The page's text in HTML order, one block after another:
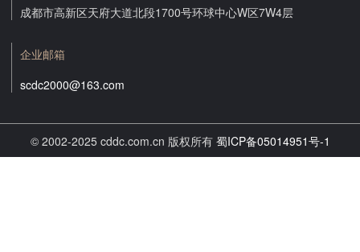
成都市高新区天府大道北段1700号环球中心W区7W4层
企业邮箱
scdc2000@163.com
© 2002-2025 cddc.com.cn 版权所有 蜀ICP备05014951号-1